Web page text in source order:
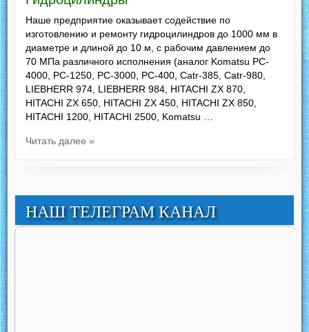
Наше предприятие оказывает содействие по
изготовлению и ремонту гидроцилиндров до 1000 мм в
диаметре и длиной до 10 м, с рабочим давлением до
70 МПа различного исполнения (аналог Komatsu PC-
4000, PC-1250, РС-3000, РС-400, Catr-385, Catr-980,
LIEBHERR 974, LIEBHERR 984, HITACHI ZX 870,
HITACHI ZX 650, HITACHI ZX 450, HITACHI ZX 850,
HITACHI 1200, HITACHI 2500, Komatsu …
Читать далее »
НАШ ТЕЛЕГРАМ КАНАЛ